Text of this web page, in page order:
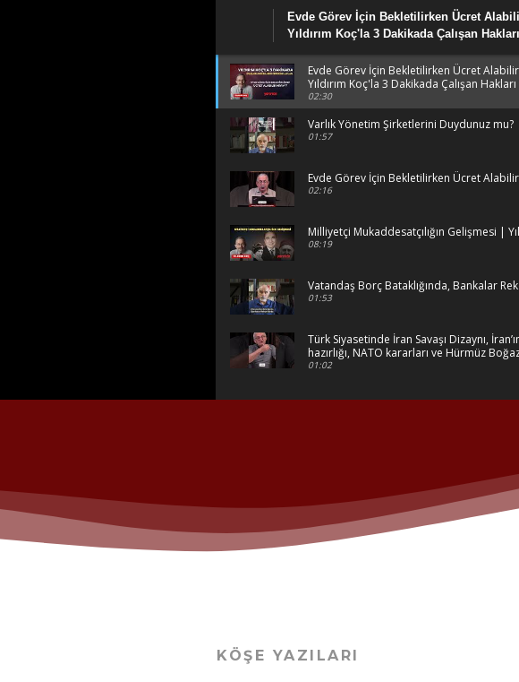
Evde Görev İçin Bekletilirken Ücret
Yıldırım Koç'la 3 Dakikada Çalışan Hakları
Evde Görev İçin Bekletilirken Ücret
Yıldırım Koç'la 3 Dakikada Çalışan Hakları
02:30
Varlık Yönetim Şirketlerini Duydunuz mu?
01:57
Evde Görev İçin Bekletilirken Ücret
02:16
Milliyetçi Mukaddesatçılığın Gelişmesi |
08:19
Vatandaş Borç Bataklığında, Bankalar
01:53
Türk Siyasetinde İran Savaşı Dizaynı,
hazırlığı, NATO kararları ve Hürmüz
01:02
KÖŞE YAZILARI